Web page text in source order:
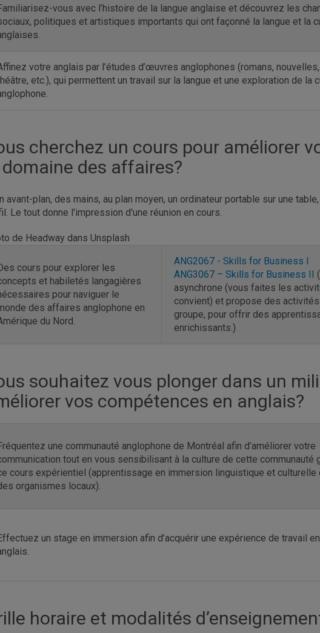
vous avec l’histoire de la langue anglaise et découvrez les
politiques et artistiques importants qui ont façonné la langue et la
votre anglais par l’études d’œuvres anglophones (romans,
etc.), qui permettent un travail sur la langue et une exploration de la
cherchez un cours pour améliorer
des affaires?
de Headway dans Unsplash
cours pour explorer les
et habiletés langagières
pour naviguer le
des affaires anglophone en
du Nord.
ANG2067 - Skills for Business I
ANG3067 – Skills for Business II
asynchrone (vous faites les
convient) et propose des
groupe, pour offrir des
enrichissants.)
souhaitez vous plonger dans un
vos compétences en anglais?
une communauté anglophone de Montréal afin d’améliorer votre
tout en vous sensibilisant à la culture de cette communauté
cours expérientiel (apprentissage en immersion linguistique et culturelle
organismes locaux).
un stage en immersion afin d’acquérir une expérience de travail en
horaire et modalités